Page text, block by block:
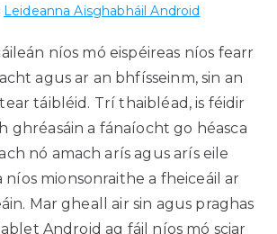
Leideanna Aisghabháil Android
níos mó eispéireas níos fearr
agus ar an bhfísseinm, sin an
táibléid. Trí thaibléad, is féidir
ghréasáin a fánaíocht go héasca
nó amach arís agus arís eile
mionsonraithe a fheiceáil ar
Mar gheall air sin agus praghas
Android ag fáil níos mó sciar